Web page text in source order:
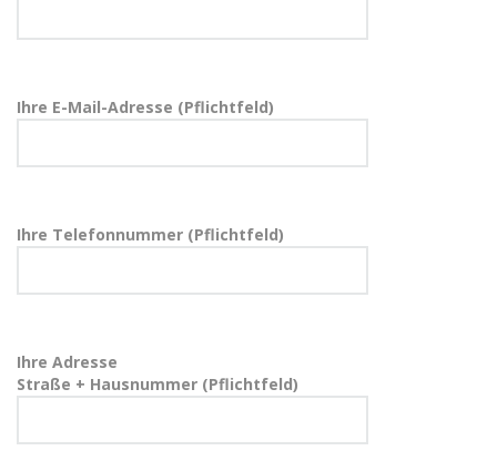
Ihre E-Mail-Adresse (Pflichtfeld)
Ihre Telefonnummer (Pflichtfeld)
Ihre Adresse
Straße + Hausnummer (Pflichtfeld)